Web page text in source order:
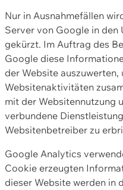
Nur in Ausnahmefällen
Server von Google in
gekürzt. Im Auftrag des
Google diese
der Website
Websitenaktivitäten
mit der Websitennutzung
verbundene
Websitenbetreiber zu
Google Analytics
Cookie erzeugten
dieser Website werden in